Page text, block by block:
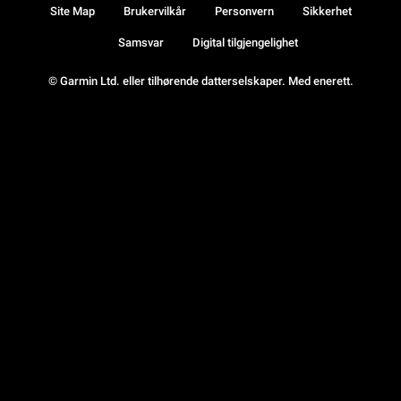
© Garmin Ltd. eller tilhørende datterselskaper. Med enerett.
Site Map Brukervilkår Personvern Sikkerhet
Samsvar Digital tilgjengelighet